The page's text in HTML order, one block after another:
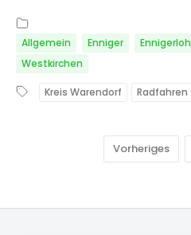
Allgemein Enniger Ennigerloh
Westkirchen
Kreis Warendorf Radfahren
Vorheriges